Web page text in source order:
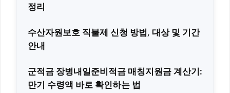
정리
수산자원보호 직불제 신청 방법, 대상 및 기간
안내
군적금 장병내일준비적금 매칭지원금 계산기:
만기 수령액 바로 확인하는 법